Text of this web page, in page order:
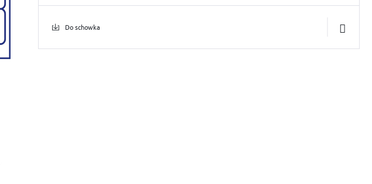
Do schowka